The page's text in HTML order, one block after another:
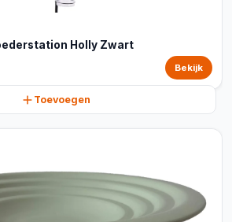
Holly Zwart
Bekijk
Toevoegen